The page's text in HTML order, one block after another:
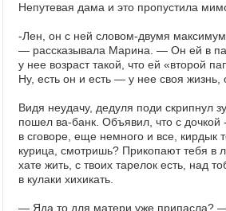
Непутевая дама и это пропустила
-Лен, он с ней словом-двумя
— рассказывала Марина. — Он ей в
у нее возраст такой, что ей «второй
Ну, есть он и есть — у нее своя
Видя неудачу, дедуля поди скрипнул
пошел ва-банк. Объявил, что с дочкой
в сговоре, еще немного и все, кирдык
курица, смотришь? Прикопают тебя в
хате жить, с твоих тарелок есть, над
в кулаки хихикать.
— Яда то для матери уже припасла? —